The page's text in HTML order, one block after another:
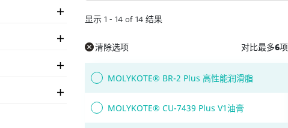
显示 1 - 14 of 14 结果
清除选项 对比最多6项
MOLYKOTE® BR-2 Plus 高性能润滑脂
MOLYKOTE® CU-7439 Plus V1油膏